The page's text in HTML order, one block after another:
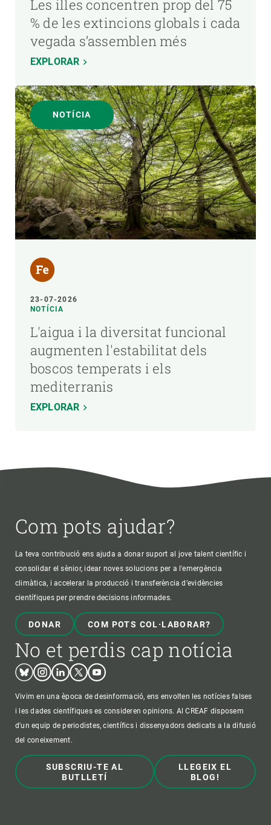
Les illes concentren prop del 75
% de les extincions globals i cada
vegada s’assemblen més
EXPLORAR
NOTÍCIA
23-07-2026
NOTÍCIA
L'aigua i la diversitat funcional
augmenten l'estabilitat dels
boscos temperats i els
mediterranis
EXPLORAR
Com pots ajudar?
La teva contribució ens ajuda a donar suport al jove talent científic i
consolidar el sènior, idear noves solucions per a l'emergència
climàtica, i accelerar la producció i transferència d’evidències
científiques per prendre decisions informades.
DONAR COM POTS COL·LABORAR?
No et perdis cap notícia
BlueskyInstagram
LinkedinTwitterYoutube
Vivim en una època de desinformació, ens envolten les notícies falses
i les dades científiques es consideren opinions. Al CREAF disposem
d'un equip de periodistes, científics i dissenyadors dedicats a la difusió
del coneixement.
SUBSCRIU-TE AL
BUTLLETÍ
LLEGEIX EL
BLOG!